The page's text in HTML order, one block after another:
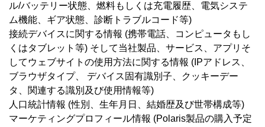
ル/バッテリー状態、燃料もしくは充電履歴、電気システ
ム機能、ギア状態、診断トラブルコード等)
接続デバイスに関する情報 (携帯電話、コンピュータもし
くはタブレット等) そして当社製品、サービス、アプリそ
してウェブサイトの使用方法に関する情報 (IPアドレス、
ブラウザタイプ、 デバイス固有識別子、クッキーデー
タ、関連する識別及び使用情報等)
人口統計情報 (性別、生年月日、結婚歴及び世帯構成等)
マーケティングプロフィール情報 (Polaris製品の購入予定